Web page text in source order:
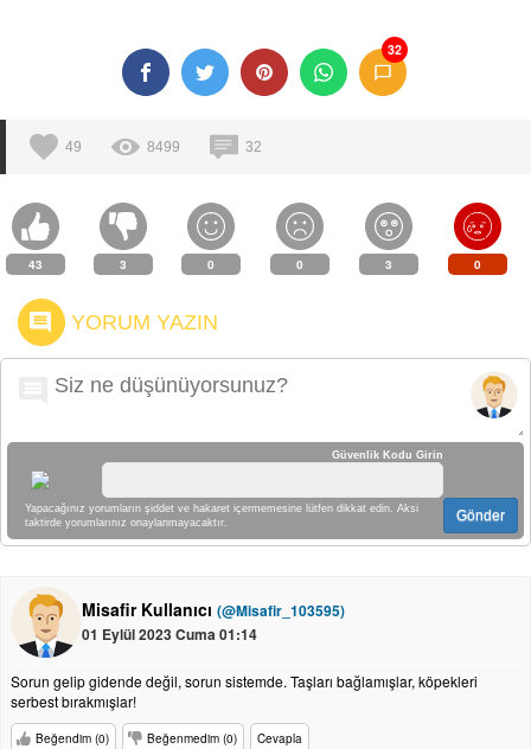
32
49 8499 32
43 3 0 0 3 0
YORUM YAZIN
Güvenlik Kodu Girin
Yapacağınız yorumların şiddet ve hakaret içermemesine lütfen dikkat edin. Aksi
taktirde yorumlarınız onaylanmayacaktır.
Gönder
Misafir Kullanıcı (@Misafir_103595)
01 Eylül 2023 Cuma 01:14
Sorun gelip gidende değil, sorun sistemde. Taşları bağlamışlar, köpekleri
serbest bırakmışlar!
Beğendim (0) Beğenmedim (0) Cevapla